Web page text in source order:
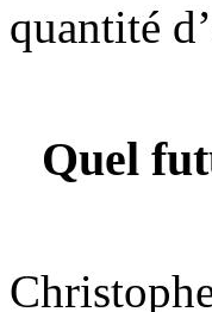
quantité
Quel